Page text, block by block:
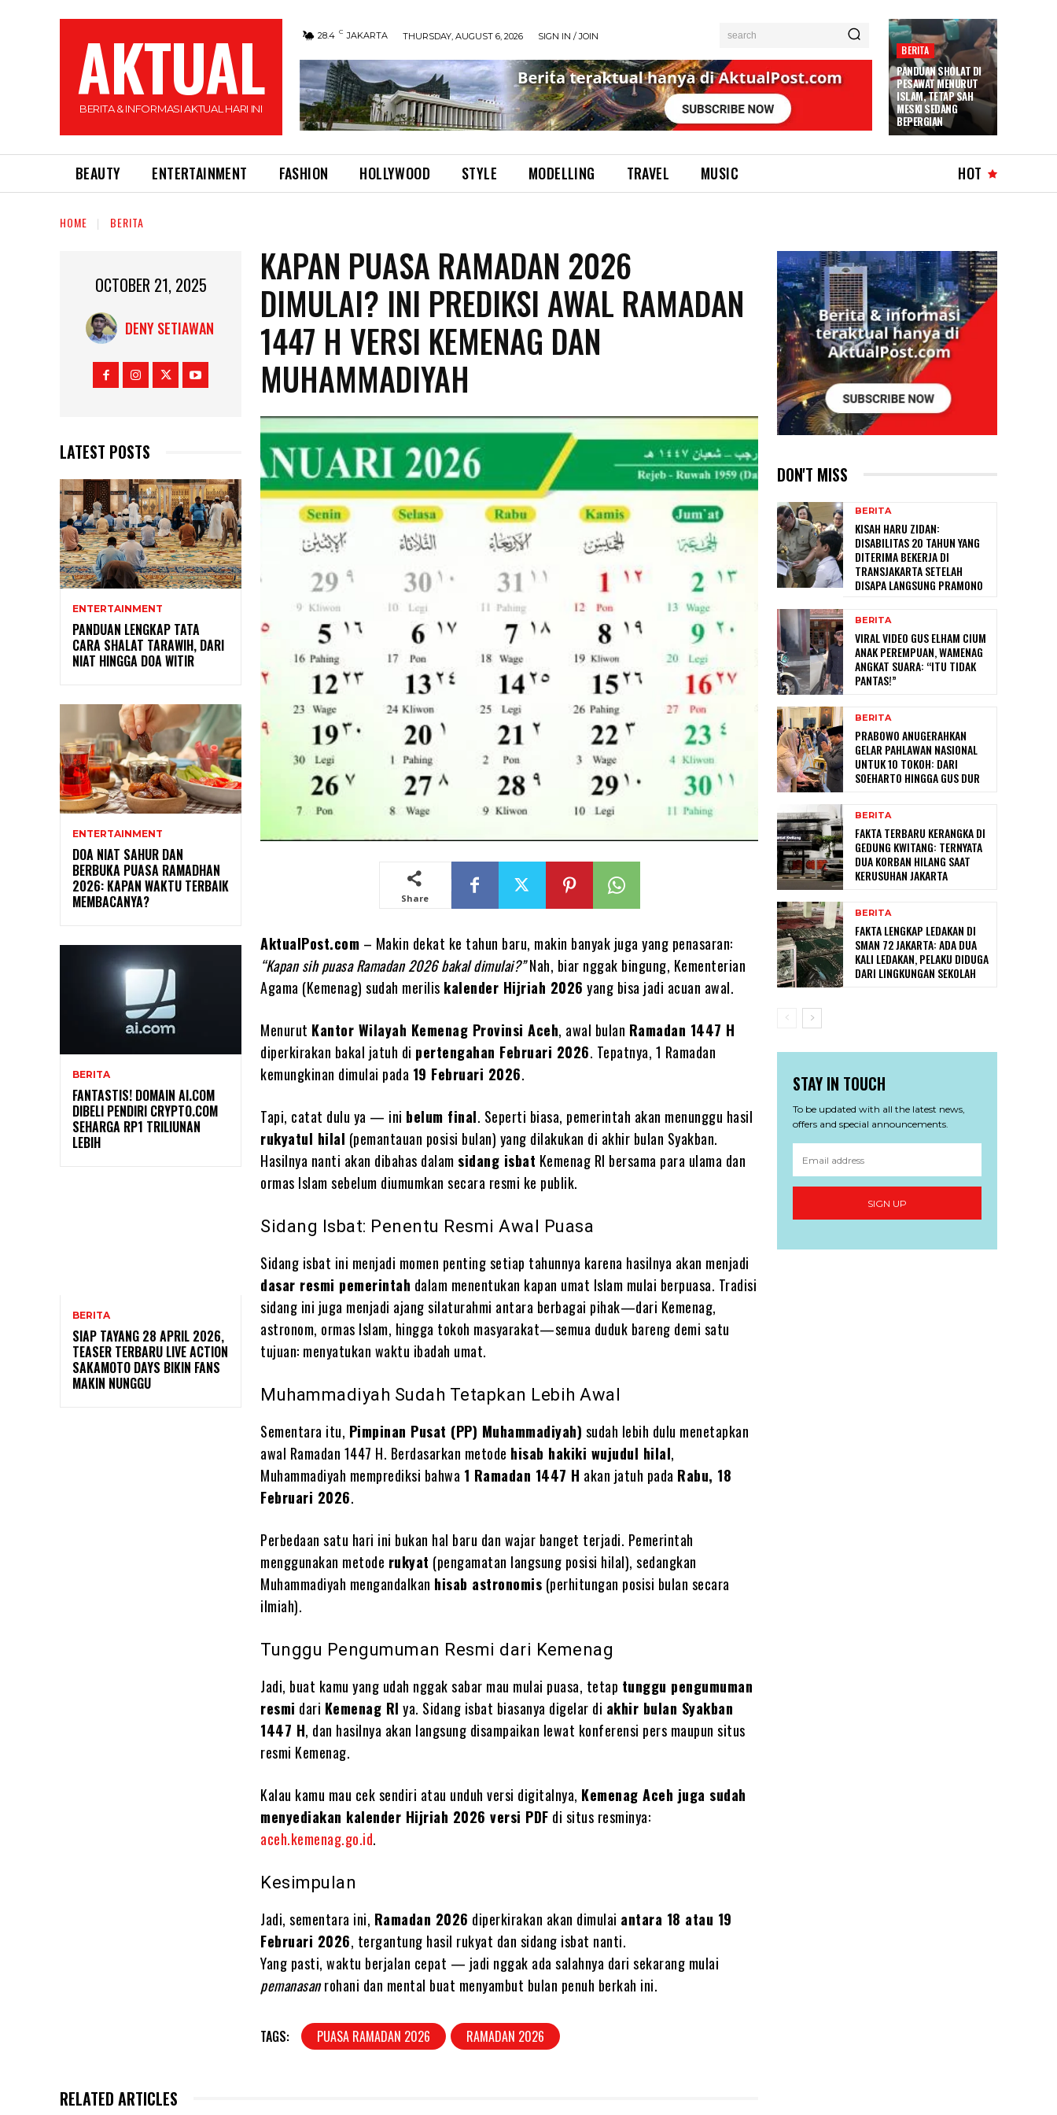
AKTUAL
BERITA & INFORMASI AKTUAL HARI INI
28.4 C JAKARTA THURSDAY, AUGUST 6, 2026 SIGN IN / JOIN search
BERITA
PANDUAN SHOLAT DI
PESAWAT MENURUT
ISLAM, TETAP SAH
MESKI SEDANG
BEPERGIAN
BEAUTY ENTERTAINMENT FASHION HOLLYWOOD STYLE MODELLING TRAVEL MUSIC HOT
HOME BERITA
OCTOBER 21, 2025
DENY SETIAWAN
LATEST POSTS
ENTERTAINMENT
PANDUAN LENGKAP TATA
CARA SHALAT TARAWIH, DARI
NIAT HINGGA DOA WITIR
ENTERTAINMENT
DOA NIAT SAHUR DAN
BERBUKA PUASA RAMADHAN
2026: KAPAN WAKTU TERBAIK
MEMBACANYA?
BERITA
FANTASTIS! DOMAIN AI.COM
DIBELI PENDIRI CRYPTO.COM
SEHARGA RP1 TRILIUNAN
LEBIH
BERITA
SIAP TAYANG 28 APRIL 2026,
TEASER TERBARU LIVE ACTION
SAKAMOTO DAYS BIKIN FANS
MAKIN NUNGGU
KAPAN PUASA RAMADAN 2026
DIMULAI? INI PREDIKSI AWAL RAMADAN
1447 H VERSI KEMENAG DAN
MUHAMMADIYAH
Share
AktualPost.com – Makin dekat ke tahun baru, makin banyak juga yang penasaran:
“Kapan sih puasa Ramadan 2026 bakal dimulai?”Nah, biar nggak bingung, Kementerian
Agama (Kemenag) sudah merilis kalender Hijriah 2026 yang bisa jadi acuan awal.
Menurut Kantor Wilayah Kemenag Provinsi Aceh, awal bulan Ramadan 1447 H
diperkirakan bakal jatuh di pertengahan Februari 2026. Tepatnya, 1 Ramadan
kemungkinan dimulai pada 19 Februari 2026.
Tapi, catat dulu ya — ini belum final. Seperti biasa, pemerintah akan menunggu hasil
rukyatul hilal (pemantauan posisi bulan) yang dilakukan di akhir bulan Syakban.
Hasilnya nanti akan dibahas dalam sidang isbat Kemenag RI bersama para ulama dan
ormas Islam sebelum diumumkan secara resmi ke publik.
Sidang Isbat: Penentu Resmi Awal Puasa
Sidang isbat ini menjadi momen penting setiap tahunnya karena hasilnya akan menjadi
dasar resmi pemerintah dalam menentukan kapan umat Islam mulai berpuasa. Tradisi
sidang ini juga menjadi ajang silaturahmi antara berbagai pihak—dari Kemenag,
astronom, ormas Islam, hingga tokoh masyarakat—semua duduk bareng demi satu
tujuan: menyatukan waktu ibadah umat.
Muhammadiyah Sudah Tetapkan Lebih Awal
Sementara itu, Pimpinan Pusat (PP) Muhammadiyah) sudah lebih dulu menetapkan
awal Ramadan 1447 H. Berdasarkan metode hisab hakiki wujudul hilal,
Muhammadiyah memprediksi bahwa 1 Ramadan 1447 H akan jatuh pada Rabu, 18
Februari 2026.
Perbedaan satu hari ini bukan hal baru dan wajar banget terjadi. Pemerintah
menggunakan metode rukyat (pengamatan langsung posisi hilal), sedangkan
Muhammadiyah mengandalkan hisab astronomis (perhitungan posisi bulan secara
ilmiah).
Tunggu Pengumuman Resmi dari Kemenag
Jadi, buat kamu yang udah nggak sabar mau mulai puasa, tetap tunggu pengumuman
resmi dari Kemenag RI ya. Sidang isbat biasanya digelar di akhir bulan Syakban
1447 H, dan hasilnya akan langsung disampaikan lewat konferensi pers maupun situs
resmi Kemenag.
Kalau kamu mau cek sendiri atau unduh versi digitalnya, Kemenag Aceh juga sudah
menyediakan kalender Hijriah 2026 versi PDF di situs resminya:
aceh.kemenag.go.id.
Kesimpulan
Jadi, sementara ini, Ramadan 2026 diperkirakan akan dimulai antara 18 atau 19
Februari 2026, tergantung hasil rukyat dan sidang isbat nanti.
Yang pasti, waktu berjalan cepat — jadi nggak ada salahnya dari sekarang mulai
pemanasanrohani dan mental buat menyambut bulan penuh berkah ini.
TAGS: PUASA RAMADAN 2026 RAMADAN 2026
RELATED ARTICLES
DON'T MISS
BERITA
KISAH HARU ZIDAN:
DISABILITAS 20 TAHUN YANG
DITERIMA BEKERJA DI
TRANSJAKARTA SETELAH
DISAPA LANGSUNG PRAMONO
BERITA
VIRAL VIDEO GUS ELHAM CIUM
ANAK PEREMPUAN, WAMENAG
ANGKAT SUARA: “ITU TIDAK
PANTAS!”
BERITA
PRABOWO ANUGERAHKAN
GELAR PAHLAWAN NASIONAL
UNTUK 10 TOKOH: DARI
SOEHARTO HINGGA GUS DUR
BERITA
FAKTA TERBARU KERANGKA DI
GEDUNG KWITANG: TERNYATA
DUA KORBAN HILANG SAAT
KERUSUHAN JAKARTA
BERITA
FAKTA LENGKAP LEDAKAN DI
SMAN 72 JAKARTA: ADA DUA
KALI LEDAKAN, PELAKU DIDUGA
DARI LINGKUNGAN SEKOLAH
STAY IN TOUCH
To be updated with all the latest news,
offers and special announcements.
SIGN UP